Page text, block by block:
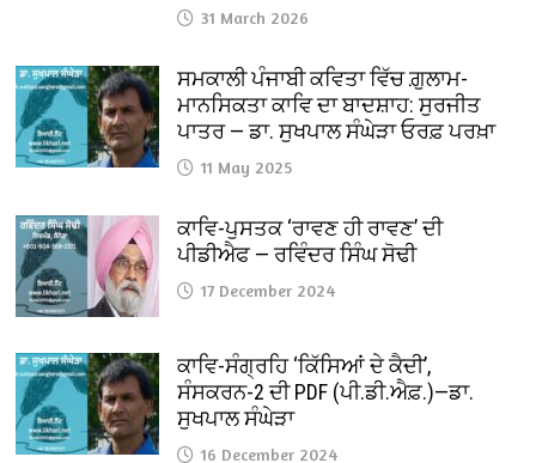
31 March 2026
ਸਮਕਾਲੀ ਪੰਜਾਬੀ ਕਵਿਤਾ ਵਿੱਚ ਗ਼ੁਲਾਮ-
ਮਾਨਸਿਕਤਾ ਕਾਵਿ ਦਾ ਬਾਦਸ਼ਾਹ: ਸੁਰਜੀਤ
ਪਾਤਰ — ਡਾ. ਸੁਖਪਾਲ ਸੰਘੇੜਾ ਓਰਫ਼ ਪਰਖ਼ਾ
11 May 2025
ਕਾਵਿ-ਪੁਸਤਕ ‘ਰਾਵਣ ਹੀ ਰਾਵਣ’ ਦੀ
ਪੀਡੀਐਫ — ਰਵਿੰਦਰ ਸਿੰਘ ਸੋਢੀ
17 December 2024
ਕਾਵਿ-ਸੰਗ੍ਰਹਿ ‘ਕਿੱਸਿਆਂ ਦੇ ਕੈਦੀ’,
ਸੰਸਕਰਨ-2 ਦੀ PDF (ਪੀ.ਡੀ.ਐਫ਼.)—ਡਾ.
ਸੁਖਪਾਲ ਸੰਘੇੜਾ
16 December 2024